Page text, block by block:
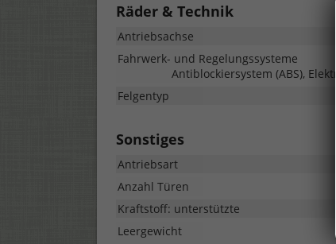
Räder & Technik
Antriebsachse
Fahrwerk- und Regelungssysteme
Antiblockiersystem (ABS),
Felgentyp
Sonstiges
Antriebsart
Anzahl Türen
Kraftstoff: unterstützte
Leergewicht